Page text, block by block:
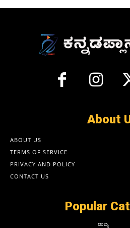
About
ABOUT US
TERMS OF SERVICE
PRIVACY AND POLICY
CONTACT US
Popular
ರಾಜ್ಯ